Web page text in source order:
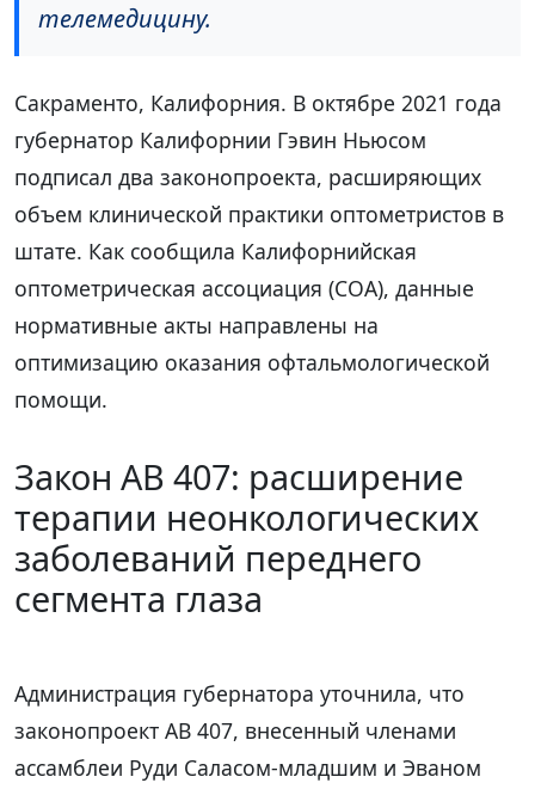
телемедицину.
Сакраменто, Калифорния. В октябре 2021 года
губернатор Калифорнии Гэвин Ньюсом
подписал два законопроекта, расширяющих
объем клинической практики оптометристов в
штате. Как сообщила Калифорнийская
оптометрическая ассоциация (COA), данные
нормативные акты направлены на
оптимизацию оказания офтальмологической
помощи.
Закон AB 407: расширение
терапии неонкологических
заболеваний переднего
сегмента глаза
Администрация губернатора уточнила, что
законопроект AB 407, внесенный членами
ассамблеи Руди Саласом-младшим и Эваном